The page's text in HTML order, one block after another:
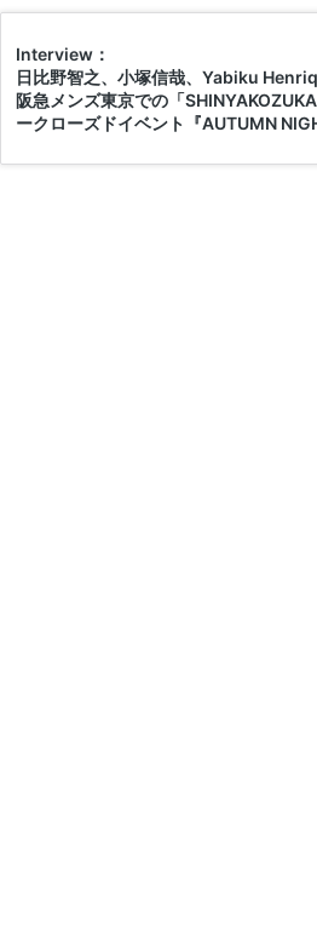
Interview：
日比野智之、小塚信哉、Yabiku
阪急メンズ東京での「
ークローズドイベント『AUTUMN